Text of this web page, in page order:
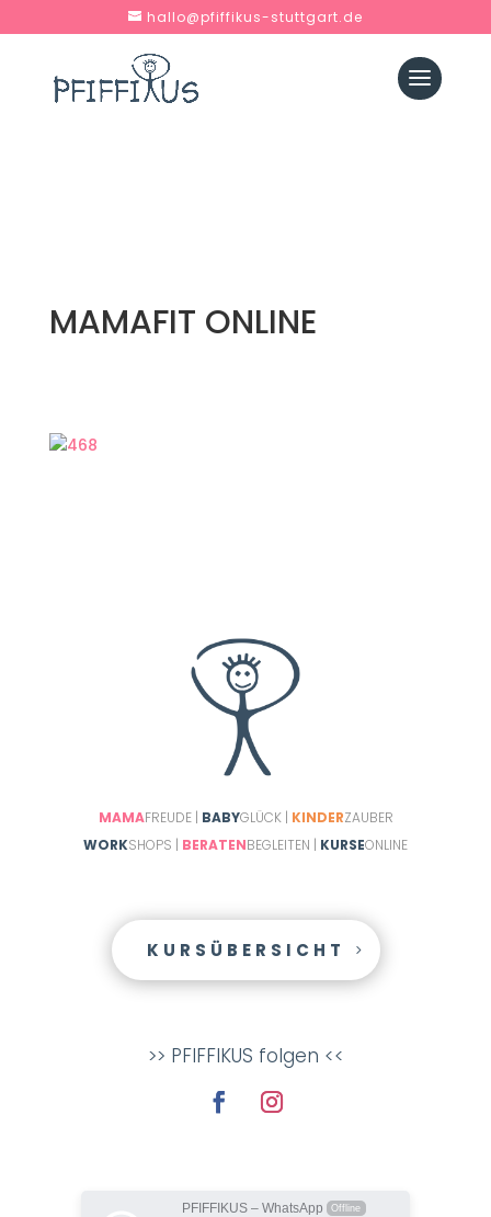
hallo@pfiffikus-stuttgart.de
MAMAFIT ONLINE
MAMAFREUDE | BABYGLÜCK | KINDERZAUBER
WORKSHOPS | BERATENBEGLEITEN | KURSEONLINE
KURSÜBERSICHT
>> PFIFFIKUS folgen <<
PFIFFIKUS – WhatsApp Offline